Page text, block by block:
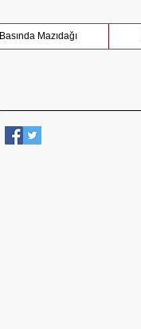
Basında Mazıdağı